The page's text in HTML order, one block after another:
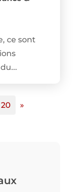
ce sont
20 »